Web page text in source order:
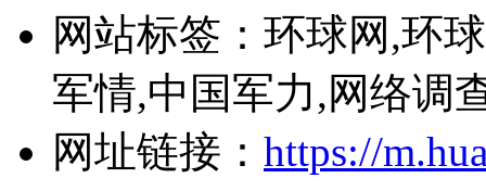
网站标签： 环球网,环
军情,中国军力,网络调
网址链接： https://